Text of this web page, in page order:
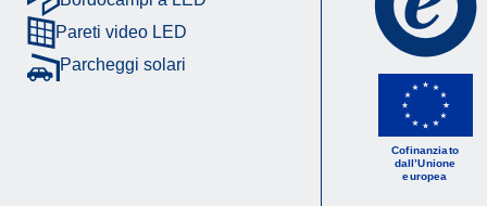
Pareti video LED
Parcheggi solari
Cofinanziato
dall’Unione
europea